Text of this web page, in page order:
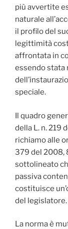
più avvertite
naturale
il profilo del
legittimità
affrontata in
essendo stata
speciale.
Il quadro
della L. n. 219
richiamo alle
379 del 2008,
sottolineato
passiva
costituisce
del legislatore.
La norma è